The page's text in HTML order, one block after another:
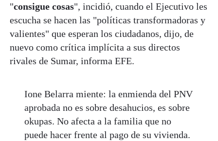
"consigue cosas", incidió, cuando el Ejecutivo les
escucha se hacen las "políticas transformadoras y
valientes" que esperan los ciudadanos, dijo, de
nuevo como crítica implícita a sus directos
rivales de Sumar, informa EFE.
Ione Belarra miente: la enmienda del PNV
aprobada no es sobre desahucios, es sobre
okupas. No afecta a la familia que no
puede hacer frente al pago de su vivienda.